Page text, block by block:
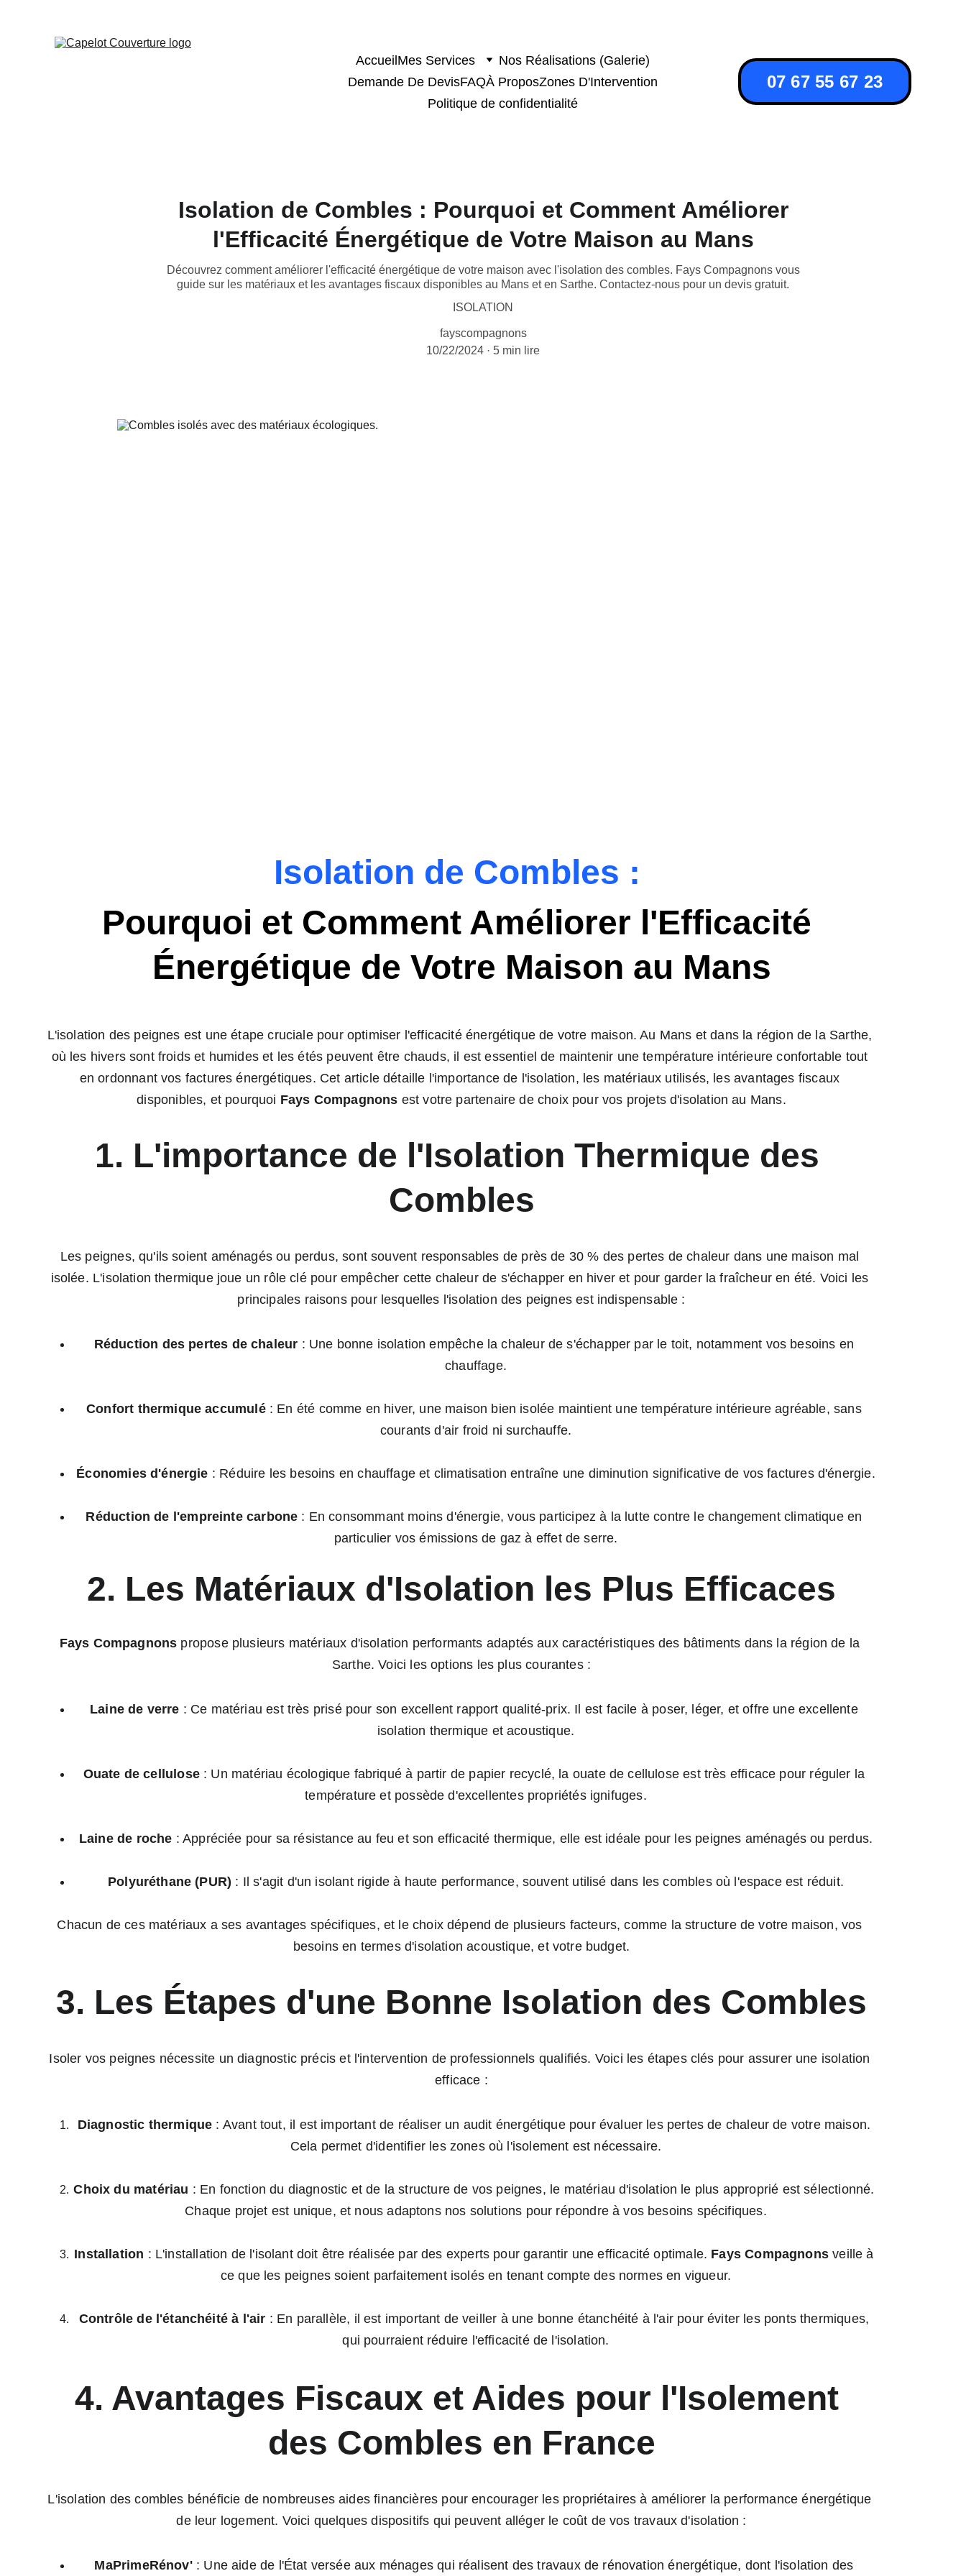
AccueilMes Services
Nos Réalisations (Galerie)
Demande De DevisFAQÀ ProposZones D'Intervention
Politique de confidentialité
07 67 55 67 23
Isolation de Combles : Pourquoi et Comment Améliorer
l'Efficacité Énergétique de Votre Maison au Mans
Découvrez comment améliorer l'efficacité énergétique de votre maison avec l'isolation des combles. Fays Compagnons vous
guide sur les matériaux et les avantages fiscaux disponibles au Mans et en Sarthe. Contactez-nous pour un devis gratuit.
ISOLATION
fayscompagnons
10/22/2024
5 min lire
Isolation de Combles :
Pourquoi et Comment Améliorer l'Efficacité
Énergétique de Votre Maison au Mans
L'isolation des peignes est une étape cruciale pour optimiser l'efficacité énergétique de votre maison. Au Mans et dans la région de la Sarthe,
où les hivers sont froids et humides et les étés peuvent être chauds, il est essentiel de maintenir une température intérieure confortable tout
en ordonnant vos factures énergétiques. Cet article détaille l'importance de l'isolation, les matériaux utilisés, les avantages fiscaux
disponibles, et pourquoi Fays Compagnons est votre partenaire de choix pour vos projets d'isolation au Mans.
1. L'importance de l'Isolation Thermique des
Combles
Les peignes, qu'ils soient aménagés ou perdus, sont souvent responsables de près de 30 % des pertes de chaleur dans une maison mal
isolée. L'isolation thermique joue un rôle clé pour empêcher cette chaleur de s'échapper en hiver et pour garder la fraîcheur en été. Voici les
principales raisons pour lesquelles l'isolation des peignes est indispensable :
Réduction des pertes de chaleur : Une bonne isolation empêche la chaleur de s'échapper par le toit, notamment vos besoins en
chauffage.
Confort thermique accumulé : En été comme en hiver, une maison bien isolée maintient une température intérieure agréable, sans
courants d'air froid ni surchauffe.
Économies d'énergie : Réduire les besoins en chauffage et climatisation entraîne une diminution significative de vos factures d'énergie.
Réduction de l'empreinte carbone : En consommant moins d'énergie, vous participez à la lutte contre le changement climatique en
particulier vos émissions de gaz à effet de serre.
2. Les Matériaux d'Isolation les Plus Efficaces
Fays Compagnons propose plusieurs matériaux d'isolation performants adaptés aux caractéristiques des bâtiments dans la région de la
Sarthe. Voici les options les plus courantes :
Laine de verre : Ce matériau est très prisé pour son excellent rapport qualité-prix. Il est facile à poser, léger, et offre une excellente
isolation thermique et acoustique.
Ouate de cellulose : Un matériau écologique fabriqué à partir de papier recyclé, la ouate de cellulose est très efficace pour réguler la
température et possède d'excellentes propriétés ignifuges.
Laine de roche : Appréciée pour sa résistance au feu et son efficacité thermique, elle est idéale pour les peignes aménagés ou perdus.
Polyuréthane (PUR) : Il s'agit d'un isolant rigide à haute performance, souvent utilisé dans les combles où l'espace est réduit.
Chacun de ces matériaux a ses avantages spécifiques, et le choix dépend de plusieurs facteurs, comme la structure de votre maison, vos
besoins en termes d'isolation acoustique, et votre budget.
3. Les Étapes d'une Bonne Isolation des Combles
Isoler vos peignes nécessite un diagnostic précis et l'intervention de professionnels qualifiés. Voici les étapes clés pour assurer une isolation
efficace :
Diagnostic thermique : Avant tout, il est important de réaliser un audit énergétique pour évaluer les pertes de chaleur de votre maison.
Cela permet d'identifier les zones où l'isolement est nécessaire.
Choix du matériau : En fonction du diagnostic et de la structure de vos peignes, le matériau d'isolation le plus approprié est sélectionné.
Chaque projet est unique, et nous adaptons nos solutions pour répondre à vos besoins spécifiques.
Installation : L'installation de l'isolant doit être réalisée par des experts pour garantir une efficacité optimale. Fays Compagnons veille à
ce que les peignes soient parfaitement isolés en tenant compte des normes en vigueur.
Contrôle de l'étanchéité à l'air : En parallèle, il est important de veiller à une bonne étanchéité à l'air pour éviter les ponts thermiques,
qui pourraient réduire l'efficacité de l'isolation.
4. Avantages Fiscaux et Aides pour l'Isolement
des Combles en France
L'isolation des combles bénéficie de nombreuses aides financières pour encourager les propriétaires à améliorer la performance énergétique
de leur logement. Voici quelques dispositifs qui peuvent alléger le coût de vos travaux d'isolation :
MaPrimeRénov' : Une aide de l'État versée aux ménages qui réalisent des travaux de rénovation énergétique, dont l'isolation des